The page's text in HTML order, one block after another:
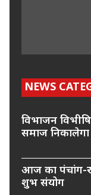
NEWS
विभाजन
समाज
आज का पंचांग-
शुभ संयोग